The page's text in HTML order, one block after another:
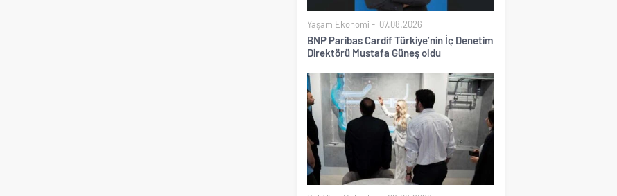
Yaşam Ekonomi 07.08.2026
BNP Paribas Cardif Türkiye’nin İç Denetim
Direktörü Mustafa Güneş oldu